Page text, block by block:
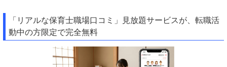
「リアルな保育士職場口コミ」見放題サービスが、転職活
動中の方限定で完全無料